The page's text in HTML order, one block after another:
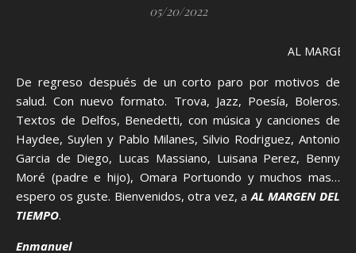
05/20/2022
AL
De regreso después de un corto paro por motivos de
salud. Con nuevo formato. Trova, Jazz, Poesía, Boleros.
Textos de Delfos, Benedetti, con música y canciones de
Haydee, Suylen y Pablo Milanes, Silvio Rodriguez, Antonio
Garcia de Diego, Lucas Massiano, Luisana Perez, Benny
Moré (padre e hijo), Omara Portuondo y muchos mas…
espero os guste. Bienvenidos, otra vez, aAL MARGEN DEL
TIEMPO.
Enmanuel